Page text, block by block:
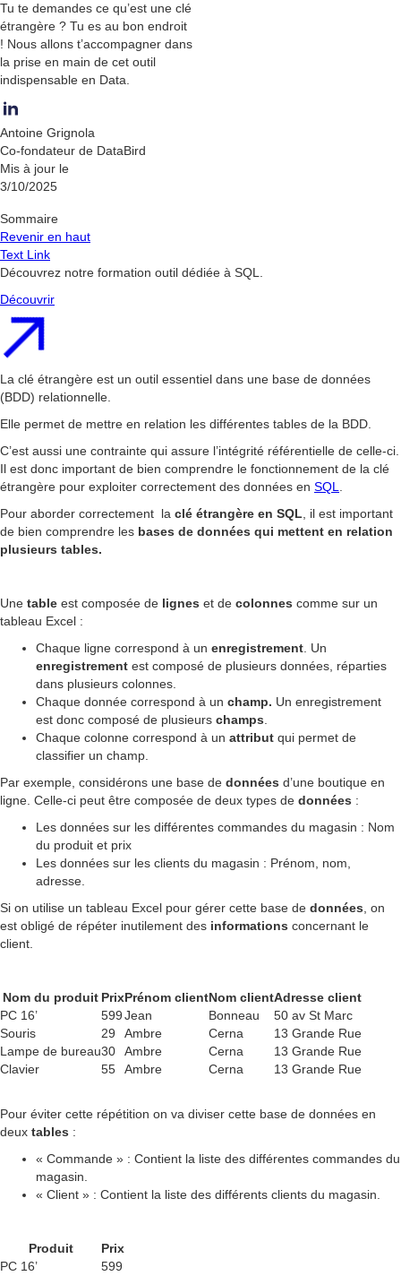
Tu te demandes ce qu’est une clé
étrangère ? Tu es au bon endroit
! Nous allons t’accompagner dans
la prise en main de cet outil
indispensable en Data.
Antoine Grignola
Co-fondateur de DataBird
Mis à jour le
3/10/2025
Sommaire
Revenir en haut
Text Link
Découvrez notre formation outil dédiée à SQL.
Découvrir
La clé étrangère est un outil essentiel dans une base de données
(BDD) relationnelle.
Elle permet de mettre en relation les différentes tables de la BDD.
C’est aussi une contrainte qui assure l’intégrité référentielle de celle-ci.
Il est donc important de bien comprendre le fonctionnement de la clé
étrangère pour exploiter correctement des données en SQL
Pour aborder correctement la clé étrangère en SQL , il est important
de bien comprendre les bases de données qui mettent en relation
plusieurs tables.
Une table est composée de lignes et de colonnes comme sur un
tableau Excel :
Chaque ligne correspond à un enregistrement . Un
enregistrement est composé de plusieurs données, réparties
dans plusieurs colonnes.
Chaque donnée correspond à un champ. Un enregistrement
est donc composé de plusieurs champs
Chaque colonne correspond à un attribut qui permet de
classifier un champ.
Par exemple, considérons une base de données d’une boutique en
ligne. Celle-ci peut être composée de deux types de données :
Les données sur les différentes commandes du magasin : Nom
du produit et prix
Les données sur les clients du magasin : Prénom, nom,
adresse.
Si on utilise un tableau Excel pour gérer cette base de données , on
est obligé de répéter inutilement des informations concernant le
client.
Nom du produit PrixPrénom clientNom clientAdresse client
PC 16’
599Jean Bonneau
50 av St Marc
Souris
29 Ambre Cerna
13 Grande Rue
Lampe de bureau30 Ambre Cerna
13 Grande Rue
Clavier
55 Ambre Cerna 13 Grande Rue
Pour éviter cette répétition on va diviser cette base de données en
deux tables :
« Commande » : Contient la liste des différentes commandes du
magasin.
« Client » : Contient la liste des différents clients du magasin.
Produit
Prix
PC 16’
599